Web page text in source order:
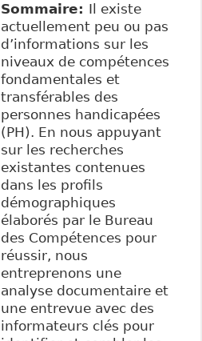
Sommaire: Il existe
actuellement peu ou pas
d’informations sur les
niveaux de compétences
fondamentales et
transférables des
personnes handicapées
(PH). En nous appuyant
sur les recherches
existantes contenues
dans les profils
démographiques
élaborés par le Bureau
des Compétences pour
réussir, nous
entreprenons une
analyse documentaire et
une entrevue avec des
informateurs clés pour